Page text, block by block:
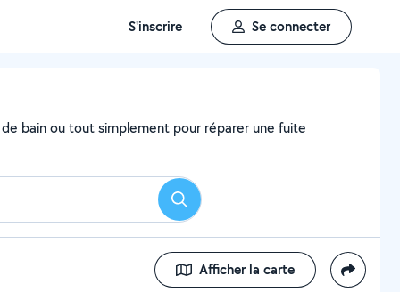
S'inscrire Se connecter
bain ou tout simplement pour réparer une fuite
Rechercher
Afficher la carte